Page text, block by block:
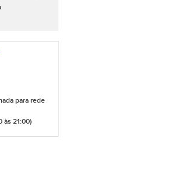
para rede
às 21:00)